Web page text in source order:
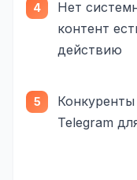
Персонализация
КОПИРАЙТИНГ
SEO-тексты
Нет
контент
действию
Telegram